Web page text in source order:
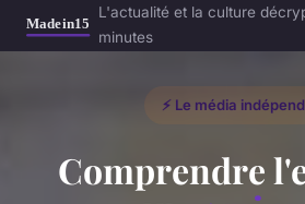
L'actualité et la culture
minutes
⚡ Le média
Comprendre